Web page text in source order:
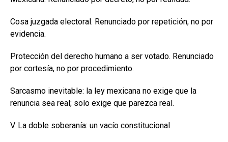
Cosa juzgada electoral. Renunciado por repetición, no por
evidencia.
Protección del derecho humano a ser votado. Renunciado
por cortesía, no por procedimiento.
Sarcasmo inevitable: la ley mexicana no exige que la
renuncia sea real; solo exige que parezca real.
V. La doble soberanía: un vacío constitucional